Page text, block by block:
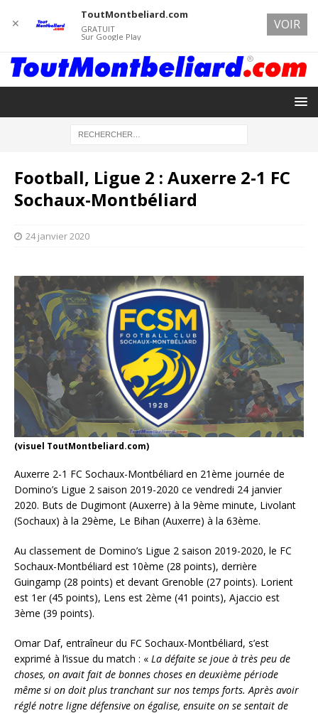
Football, Ligue 2 : Auxerre 2-1 FC
Sochaux-Montbéliard
24 janvier 2020
(visuel ToutMontbeliard.com)
Auxerre 2-1 FC Sochaux-Montbéliard en 21ème journée de
Domino’s Ligue 2 saison 2019-2020 ce vendredi 24 janvier
2020. Buts de Dugimont (Auxerre) à la 9ème minute, Livolant
(Sochaux) à la 29ème, Le Bihan (Auxerre) à la 63ème.
Au classement de Domino’s Ligue 2 saison 2019-2020, le FC
Sochaux-Montbéliard est 10ème (28 points), derrière
Guingamp (28 points) et devant Grenoble (27 points). Lorient
est 1er (45 points), Lens est 2ème (41 points), Ajaccio est
3ème (39 points).
Omar Daf, entraîneur du FC Sochaux-Montbéliard, s’est
exprimé à l’issue du match : « La défaite se joue à très peu de
choses, on avait fait de bonnes choses en deuxième période
même si on doit plus tranchant sur nos temps forts. Après avoir
réglé notre ligne défensive on égalise, ensuite on se sentait de
✕
ToutMontbeliard.com
GRATUIT
Sur Google Play
VOIR